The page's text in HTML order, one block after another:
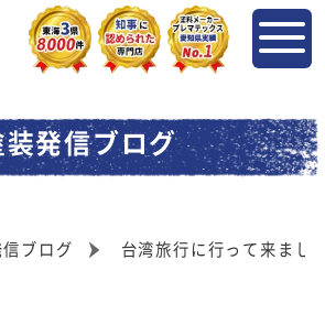
装発信ブログ
ブログ 台湾旅行に行って来まし